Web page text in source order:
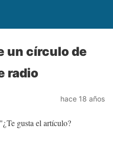
un círculo de
radio
hace 18 años
gusta el artículo?